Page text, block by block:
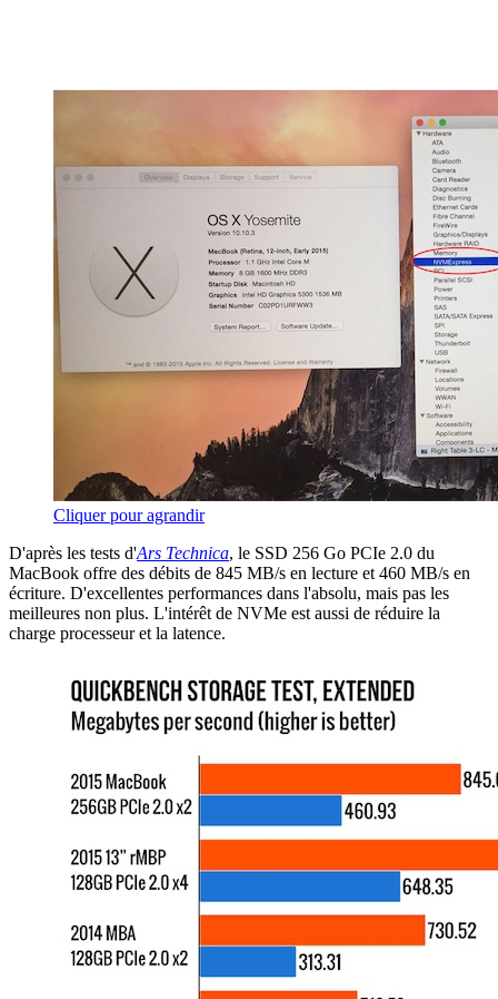
Cliquer pour agrandir
D'après les tests d'Ars Technica, le SSD 256 Go PCIe 2.0 du
MacBook offre des débits de 845 MB/s en lecture et 460 MB/s en
écriture. D'excellentes performances dans l'absolu, mais pas les
meilleures non plus. L'intérêt de NVMe est aussi de réduire la
charge processeur et la latence.